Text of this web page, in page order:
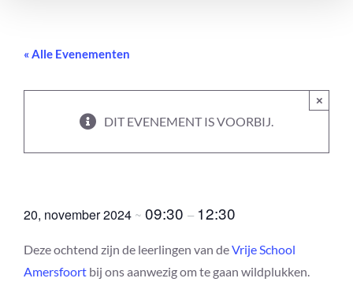
« Alle Evenementen
DIT EVENEMENT IS VOORBIJ.
×
20, november 2024 ~ 09:30 – 12:30
Deze ochtend zijn de leerlingen van deVrije School
Amersfoort bij ons aanwezig om te gaan wildplukken.